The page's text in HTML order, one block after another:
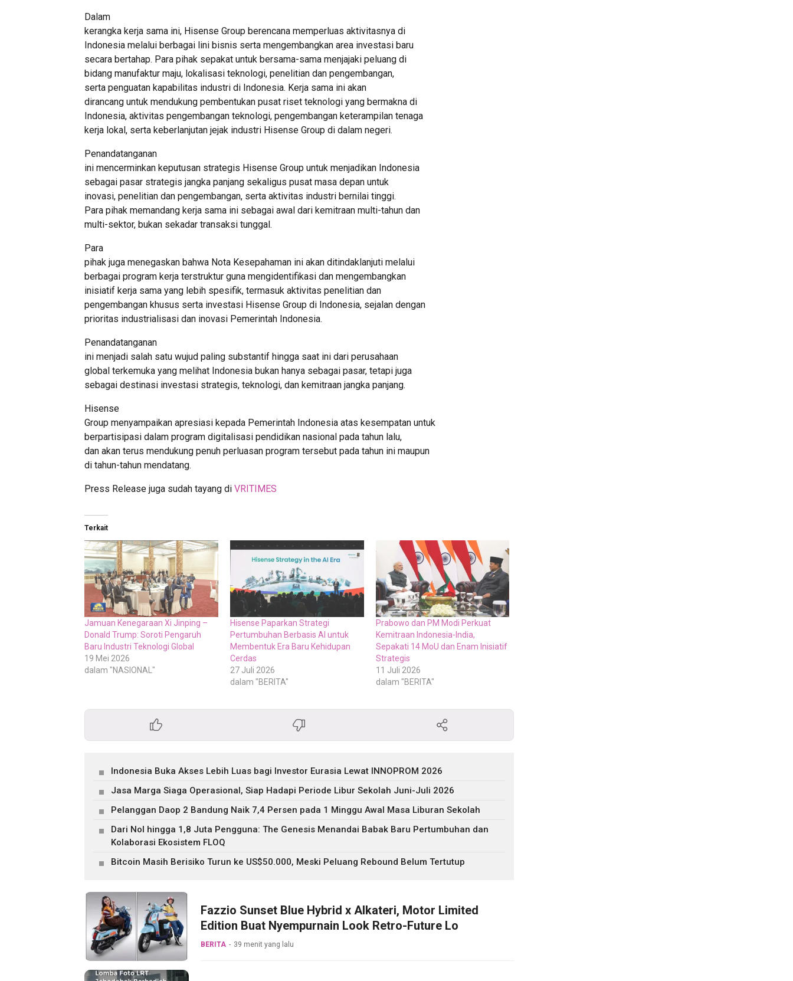
Dalam
kerangka kerja sama ini, Hisense Group berencana memperluas aktivitasnya di
Indonesia melalui berbagai lini bisnis serta mengembangkan area investasi baru
secara bertahap. Para pihak sepakat untuk bersama-sama menjajaki peluang di
bidang manufaktur maju, lokalisasi teknologi, penelitian dan pengembangan,
serta penguatan kapabilitas industri di Indonesia. Kerja sama ini akan
dirancang untuk mendukung pembentukan pusat riset teknologi yang bermakna di
Indonesia, aktivitas pengembangan teknologi, pengembangan keterampilan tenaga
kerja lokal, serta keberlanjutan jejak industri Hisense Group di dalam negeri.
Penandatanganan
ini mencerminkan keputusan strategis Hisense Group untuk menjadikan Indonesia
sebagai pasar strategis jangka panjang sekaligus pusat masa depan untuk
inovasi, penelitian dan pengembangan, serta aktivitas industri bernilai tinggi.
Para pihak memandang kerja sama ini sebagai awal dari kemitraan multi-tahun dan
multi-sektor, bukan sekadar transaksi tunggal.
Para
pihak juga menegaskan bahwa Nota Kesepahaman ini akan ditindaklanjuti melalui
berbagai program kerja terstruktur guna mengidentifikasi dan mengembangkan
inisiatif kerja sama yang lebih spesifik, termasuk aktivitas penelitian dan
pengembangan khusus serta investasi Hisense Group di Indonesia, sejalan dengan
prioritas industrialisasi dan inovasi Pemerintah Indonesia.
Penandatanganan
ini menjadi salah satu wujud paling substantif hingga saat ini dari perusahaan
global terkemuka yang melihat Indonesia bukan hanya sebagai pasar, tetapi juga
sebagai destinasi investasi strategis, teknologi, dan kemitraan jangka panjang.
Hisense
Group menyampaikan apresiasi kepada Pemerintah Indonesia atas kesempatan untuk
berpartisipasi dalam program digitalisasi pendidikan nasional pada tahun lalu,
dan akan terus mendukung penuh perluasan program tersebut pada tahun ini maupun
di tahun-tahun mendatang.
Press Release juga sudah tayang di VRITIMES
Terkait
Jamuan Kenegaraan Xi Jinping –
Donald Trump: Soroti Pengaruh
Baru Industri Teknologi Global
19 Mei 2026
dalam "NASIONAL"
Hisense Paparkan Strategi
Pertumbuhan Berbasis AI untuk
Membentuk Era Baru Kehidupan
Cerdas
27 Juli 2026
dalam "BERITA"
Prabowo dan PM Modi Perkuat
Kemitraan Indonesia-India,
Sepakati 14 MoU dan Enam Inisiatif
Strategis
11 Juli 2026
dalam "BERITA"
Indonesia Buka Akses Lebih Luas bagi Investor Eurasia Lewat INNOPROM 2026
Jasa Marga Siaga Operasional, Siap Hadapi Periode Libur Sekolah Juni-Juli 2026
Pelanggan Daop 2 Bandung Naik 7,4 Persen pada 1 Minggu Awal Masa Liburan Sekolah
Dari Nol hingga 1,8 Juta Pengguna: The Genesis Menandai Babak Baru Pertumbuhan dan
Kolaborasi Ekosistem FLOQ
Bitcoin Masih Berisiko Turun ke US$50.000, Meski Peluang Rebound Belum Tertutup
Fazzio Sunset Blue Hybrid x Alkateri, Motor Limited
Edition Buat Nyempurnain Look Retro-Future Lo
BERITA 39 menit yang lalu